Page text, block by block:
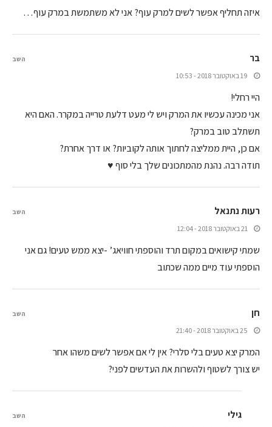
איזה תחליף אפשר לשים למרק עוף? אני לא משתמשת במרק עוף…
בר
19 באוקטובר 2018 - 10:53
היי רחלי!
אני מכינה עכשיו את המרק ויש לי מעט דלעת טרייה במקרר. האם היא
תשתלב טוב במרק?
אם כן, היית ממליצה לחתוך אותה לקוביות? או דרך אחרת?
תודה רבה. נהנת מהמתכונים שלך בלי סוף ♥
השב
רעות נתנאל
21 באוקטובר 2018 - 12:04
שמתי קישואים במקום תרד והוספתי חוויאג’ -יצא ממש טעים! גם אני
הוספתי עוד מיים ממה שכתוב
השב
חן
25 באוקטובר 2018 - 21:40
המרק יצא טעים בלי סלרי? אין לי אם אפשר לשים משהו אחר
יש צורך לשטוף ולהשרות את העדשים לפני?
השב
גילי השב